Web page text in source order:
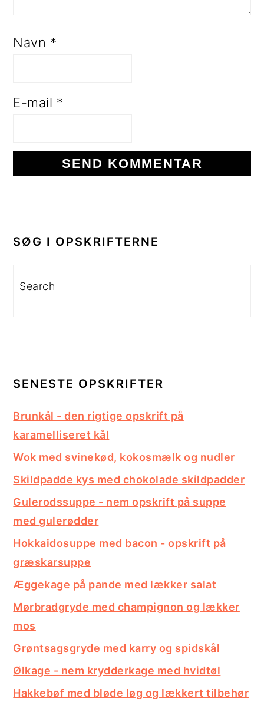
Navn *
E-mail *
SIDEBAR
SØG I OPSKRIFTERNE
Search
SENESTE OPSKRIFTER
Brunkål - den rigtige opskrift på
karamelliseret kål
Wok med svinekød, kokosmælk og nudler
Skildpadde kys med chokolade skildpadder
Gulerodssuppe - nem opskrift på suppe
med gulerødder
Hokkaidosuppe med bacon - opskrift på
græskarsuppe
Æggekage på pande med lækker salat
Mørbradgryde med champignon og lækker
mos
Grøntsagsgryde med karry og spidskål
Ølkage - nem krydderkage med hvidtøl
Hakkebøf med bløde løg og lækkert tilbehør